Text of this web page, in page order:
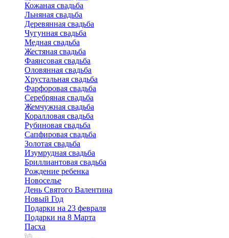
Кожаная свадьба
Льняная свадьба
Деревянная свадьба
Чугунная свадьба
Медная свадьба
Жестяная свадьба
Фаянсовая свадьба
Оловянная свадьба
Хрустальная свадьба
Фарфоровая свадьба
Серебряная свадьба
Жемчужная свадьба
Коралловая свадьба
Рубиновая свадьба
Сапфировая свадьба
Золотая свадьба
Изумрудная свадьба
Бриллиантовая свадьба
Рождение ребенка
Новоселье
День Святого Валентина
Новый Год
Подарки на 23 февраля
Подарки на 8 Марта
Пасха